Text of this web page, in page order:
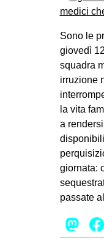
Sono le
giovedì
squadra
irruzione
la vita
a
giornata:
passate